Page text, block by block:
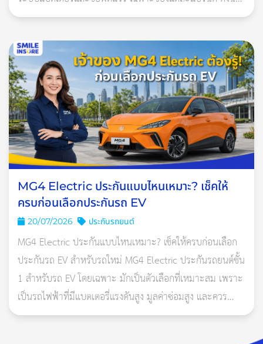
ซึ่งข้อดีของเทคโนโลยีรถไฟฟ้าก็มีอยู่หลาย
อย่าง ดังนี้
ประหยัดพลังงาน เพราะลดการใช้น้ำมันเชื้อเพลิง ซึ่งเป็นหนึ่ง
ในพลังงานสิ้นเปลืองที่ใช้แล้วหมดไป
ไม่ทำลายสิ่งแวดล้อม เพราะไม่มีการสันดาปน้ำมัน จึงไม่
ปล่อยไอเสีย และมลพิษที่เป็นสารตั้งต้นของภาวะโลกร้อน
ออกสู่ชั้นบรรยากาศ
ประกันที่เหมาะควรเป็นกรมธรรม์ประกันภัยสำหรับรถยนต์ไฟ
MG4 Electric ประกันแบบไหนเหมาะ? เช็คให้
ครบก่อนเลือกประกันรถ EV
20/07/2026 ประกันรถยนต์
MG4 Electric ประกันแบบไหนเหมาะ? เช็คให้ครบก่อนเลือก
ประกันรถ EV สำหรับรถใหม่ MG4 Electric ประกันรถยนต์ชั้น
1 สำหรับรถ EV โดยเฉพาะ มักเป็นตัวเลือกที่เหมาะสม เพราะ
เป็นรถไฟฟ้าที่มีแบตเตอรี่แรงดันสูง มูลค่าซ่อมสูง และควร
ตรวจสอบเงื่อนไขเรื่องแบตเตอรี่ น้ำท่วม ไฟไหม้ ก